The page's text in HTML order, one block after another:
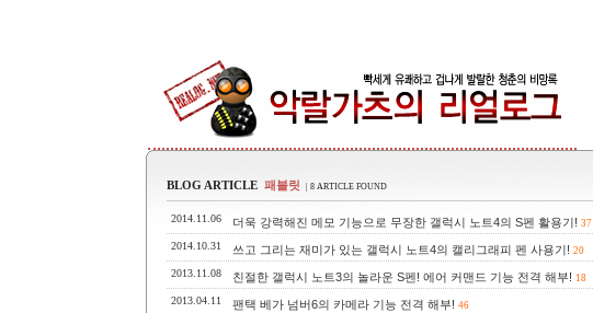
BLOG ARTICLE 패블릿 | 8 ARTICLE FOUND
2014.11.06 더욱 강력해진 메모 기능으로 무장한 갤럭시 노트4의 S펜 활용기! 37
2014.10.31 쓰고 그리는 재미가 있는 갤럭시 노트4의 캘리그래피 펜 사용기! 20
2013.11.08 친절한 갤럭시 노트3의 놀라운 S펜! 에어 커맨드 기능 전격 해부! 18
2013.04.11 팬택 베가 넘버6의 카메라 기능 전격 해부! 46